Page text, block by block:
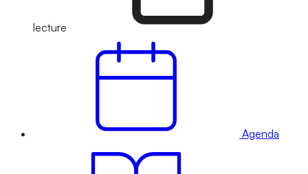
lecture
Agenda